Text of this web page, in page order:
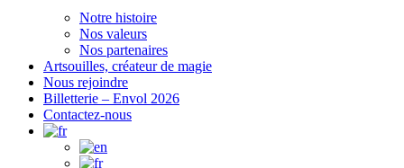
Notre histoire
Nos valeurs
Nos partenaires
Artsouilles, créateur de magie
Nous rejoindre
Billetterie – Envol 2026
Contactez-nous